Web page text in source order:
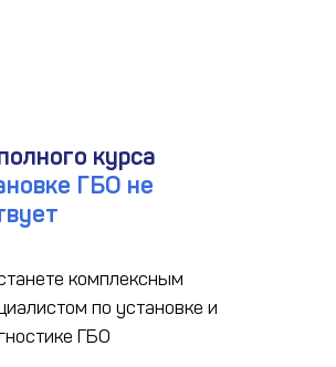
курса
ГБО не
комплексным
по установке и
ГБО